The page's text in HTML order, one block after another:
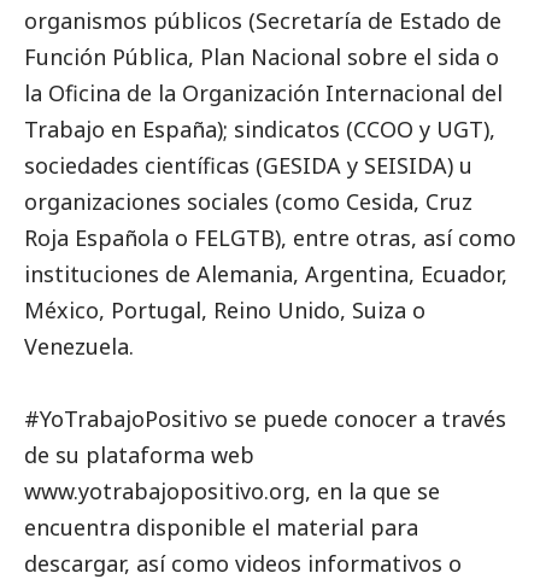
organismos públicos (Secretaría de Estado de
Función Pública, Plan Nacional sobre el sida o
la Oficina de la Organización Internacional del
Trabajo en España); sindicatos (CCOO y UGT),
sociedades científicas (GESIDA y SEISIDA) u
organizaciones sociales (como Cesida, Cruz
Roja Española o FELGTB), entre otras, así como
instituciones de Alemania, Argentina, Ecuador,
México, Portugal, Reino Unido, Suiza o
Venezuela.
#YoTrabajoPositivo se puede conocer a través
de su plataforma web
www.yotrabajopositivo.org, en la que se
encuentra disponible el material para
descargar, así como videos informativos o